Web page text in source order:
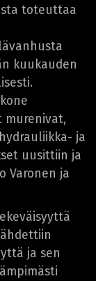
toteuttaa
kuukauden
murenivat,
ja
uusittiin ja
Varonen ja
ja sen